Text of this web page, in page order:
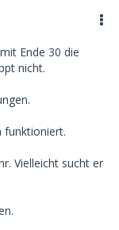
Ende 30 die
nicht.
funktioniert.
Vielleicht sucht er